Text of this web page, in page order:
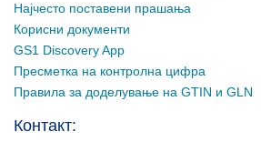
Најчесто поставени прашања
Корисни документи
GS1 Discovery App
Пресметка на контролна цифра
Правила за доделување на GTIN и GLN
Контакт: